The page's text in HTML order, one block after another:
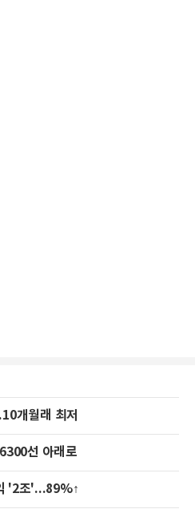
개월래 최저
선 아래로
'2조'...89%↑